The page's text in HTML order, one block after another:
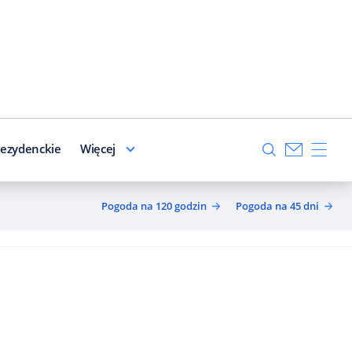
Więcej
Pogoda na 120 godzin Pogoda na 45 dni